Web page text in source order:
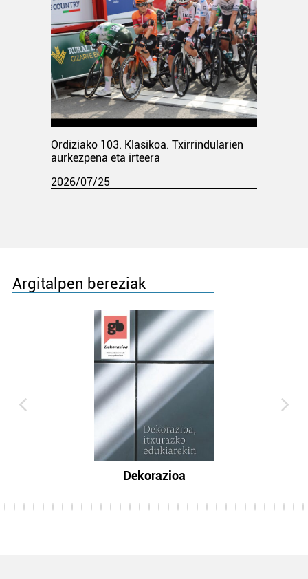
Ordiziako 103. Klasikoa. Txirrindularien
aurkezpena eta irteera
2026/07/25
Argitalpen bereziak
Dekorazioa